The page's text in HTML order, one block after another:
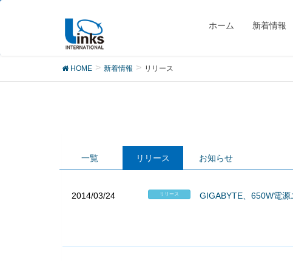
ホーム 新着情報
リリース
HOME 新着情報 リリース
一覧 リリース お知らせ
2014/03/24 リリース GIGABYTE、650W電